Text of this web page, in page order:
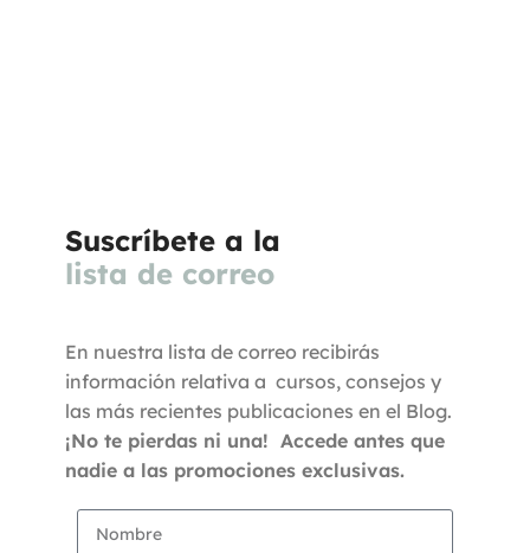
Suscríbete a la
lista de correo
En nuestra lista de correo recibirás
información relativa a cursos, consejos y
las más recientes publicaciones en el Blog.
¡No te pierdas ni una! Accede antes que
nadie a las promociones exclusivas.